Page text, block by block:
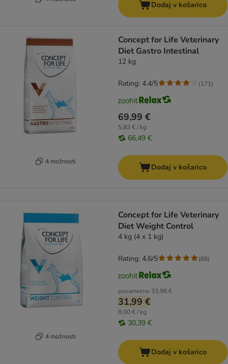
Dodaj v košarico
4 možnosti
Concept for Life Veterinary
Diet Gastro Intestinal
12 kg
69,99 €
5,83 € / kg
66,49 €
Rating: 4.4/5 (171)
Dodaj v košarico
4 možnosti
Concept for Life Veterinary
Diet Weight Control
4 kg (4 x 1 kg)
posamezno 33,96 €
31,99 €
8,00 € / kg
30,39 €
Rating: 4.6/5 (88)
Dodaj v košarico